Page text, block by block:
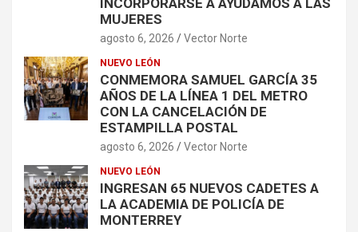
INCORPORARSE A AYUDAMOS A LAS
MUJERES
agosto 6, 2026 Vector Norte
NUEVO LEÓN
CONMEMORA SAMUEL GARCÍA 35
AÑOS DE LA LÍNEA 1 DEL METRO
CON LA CANCELACIÓN DE
ESTAMPILLA POSTAL
agosto 6, 2026 Vector Norte
NUEVO LEÓN
INGRESAN 65 NUEVOS CADETES A
LA ACADEMIA DE POLICÍA DE
MONTERREY